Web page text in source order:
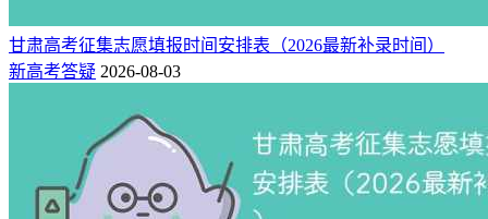
甘肃高考征集志愿填报时间安排表（2026最新补录时间）
新高考答疑 2026-08-03